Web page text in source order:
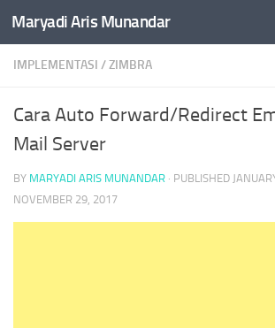
Skip to content
Maryadi Aris Munandar
IMPLEMENTASI /ZIMBRA
Cara Auto Forward/Redirect
Mail Server
BY MARYADI ARIS MUNANDAR · PUBLISHED
NOVEMBER 29, 2017